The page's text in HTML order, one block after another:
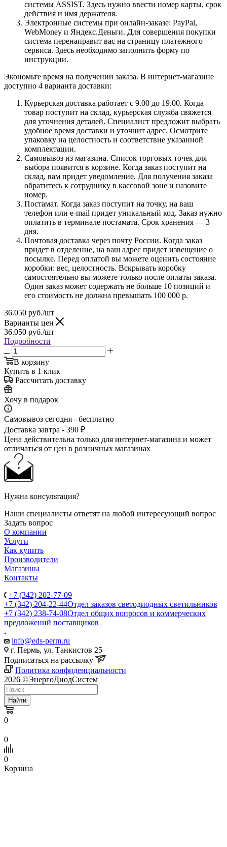
системы ASSIST. Здесь нужно ввести номер карты, срок
действия и имя держателя.
Электронные системы при онлайн-заказе: PayPal,
WebMoney и Яндекс.Деньги. Для совершения покупки
система перенаправит вас на страницу платежного
сервиса. Здесь необходимо заполнить форму по
инструкции.
Экономьте время на получении заказа. В интернет-магазине
доступно 4 варианта доставки:
Курьерская доставка работает с 9.00 до 19.00. Когда
товар поступит на склад, курьерская служба свяжется
для уточнения деталей. Специалист предложит выбрать
удобное время доставки и уточнит адрес. Осмотрите
упаковку на целостность и соответствие указанной
комплектации.
Самовывоз из магазина. Список торговых точек для
выбора появится в корзине. Когда заказ поступит на
склад, вам придет уведомление. Для получения заказа
обратитесь к сотруднику в кассовой зоне и назовите
номер.
Постамат. Когда заказ поступит на точку, на ваш
телефон или e-mail придет уникальный код. Заказ нужно
оплатить в терминале постамата. Срок хранения — 3
дня.
Почтовая доставка через почту России. Когда заказ
придет в отделение, на ваш адрес придет извещение о
посылке. Перед оплатой вы можете оценить состояние
коробки: вес, целостность. Вскрывать коробку
самостоятельно вы можете только после оплаты заказа.
Один заказ может содержать не больше 10 позиций и
его стоимость не должна превышать 100 000 р.
36.050 руб./шт
Варианты цен
36.050 руб./шт
Подробности
В корзину
Купить в 1 клик
Рассчитать доставку
Хочу в подарок
Самовывоз сегодня - бесплатно
Доставка завтра - 390 ₽
Цена действительна только для интернет-магазина и может
отличаться от цен в розничных магазинах
Нужна консультация?
Наши специалисты ответят на любой интересующий вопрос
Задать вопрос
О компании
Услуги
Как купить
Производители
Магазины
Контакты
+7 (342) 202-77-09
+7 (342) 204-22-44Отдел заказов светодиодных светильников
+7 (342) 238-74-08Отдел общих вопросов и коммерческих
предложений поставщиков
info@eds-perm.ru
г. Пермь, ул. Танкистов 25
Подписаться на рассылку
Политика конфиденциальности
2026 ©ЭнергоДиодСистем
Найти
0
0
0
Корзина